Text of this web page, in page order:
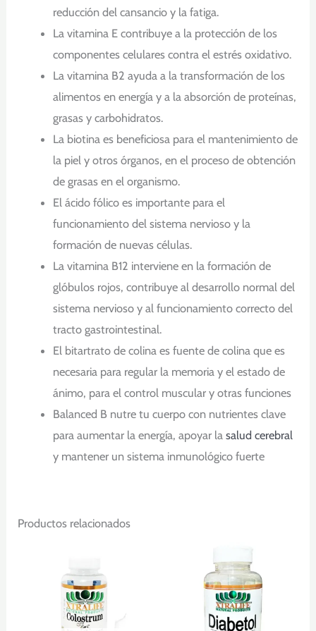
reducción del cansancio y la fatiga.
La vitamina E contribuye a la protección de los
componentes celulares contra el estrés oxidativo.
La vitamina B2 ayuda a la transformación de los
alimentos en energía y a la absorción de proteínas,
grasas y carbohidratos.
La biotina es beneficiosa para el mantenimiento de
la piel y otros órganos, en el proceso de obtención
de grasas en el organismo.
El ácido fólico es importante para el
funcionamiento del sistema nervioso y la
formación de nuevas células.
La vitamina B12 interviene en la formación de
glóbulos rojos, contribuye al desarrollo normal del
sistema nervioso y al funcionamiento correcto del
tracto gastrointestinal.
El bitartrato de colina es fuente de colina que es
necesaria para regular la memoria y el estado de
ánimo, para el control muscular y otras funciones
Balanced B nutre tu cuerpo con nutrientes clave
para aumentar la energía, apoyar la salud cerebral
y mantener un sistema inmunológico fuerte
Productos relacionados